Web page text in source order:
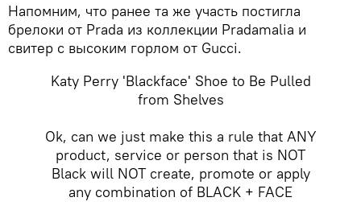
Напомним, что ранее та же участь постигла
брелоки от Prada из коллекции Pradamalia и
свитер с высоким горлом от Gucci.
Katy Perry 'Blackface' Shoe to Be Pulled
from Shelves
Ok, can we just make this a rule that ANY
product, service or person that is NOT
Black will NOT create, promote or apply
any combination of BLACK + FACE